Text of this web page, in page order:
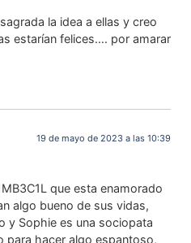
la idea a ellas y creo
estarían felices…. por amarar
19 de mayo de 2023 a las 10:39
que esta enamorado
algo bueno de sus vidas,
y Sophie es una sociopata
para hacer algo espantoso,